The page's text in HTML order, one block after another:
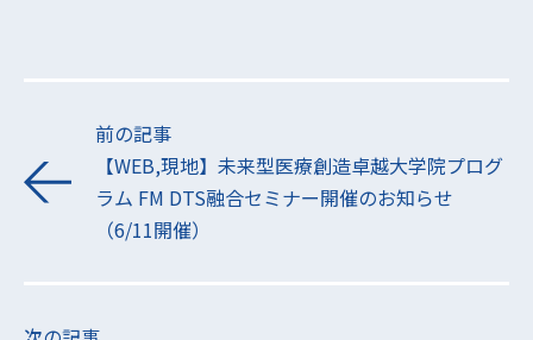
前の記事
【WEB,現地】未来型医療創造卓越大学院プログ
ラム FM DTS融合セミナー開催のお知らせ
（6/11開催）